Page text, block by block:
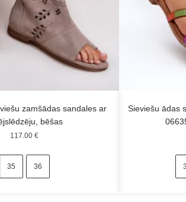
zamšādas sandales ar
bēšas
117.00 €
35 36
Sieviešu ādas